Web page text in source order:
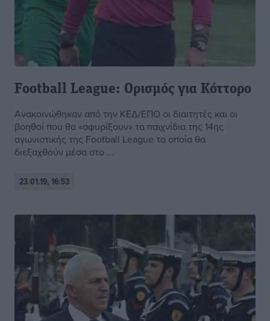
Football League: Ορισμός για Κόττορο
Ανακοινώθηκαν από την ΚΕΔ/ΕΠΟ οι διαιτητές και οι
βοηθοί που θα «σφυρίξουν» τα παιχνίδια της 14ης
αγωνιστικής της Football League τα οποία θα
διεξαχθούν μέσα στο ...
23.01.19, 16:53